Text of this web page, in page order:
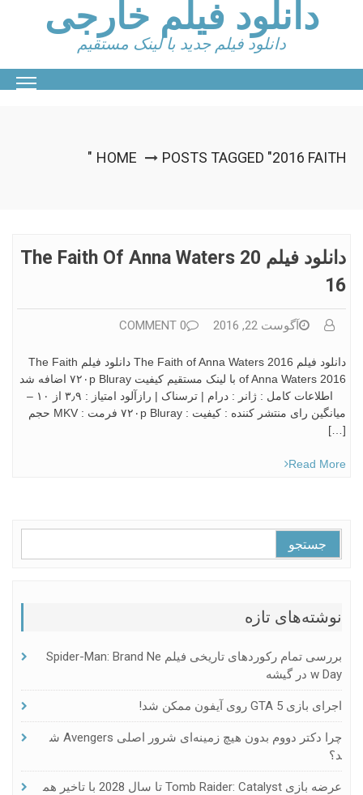
دانلود فیلم خارجی
دانلود فیلم جدید با لینک مستقیم
HOME POSTS TAGGED "2016 FAITH"
دانلود فیلم The Faith Of Anna Waters 20
16
آگوست 22, 2016 0 COMMENT
دانلود فیلم The Faith of Anna Waters 2016 دانلود فیلم The Faith
of Anna Waters 2016 با لینک مستقیم کیفیت ۷۲۰p Bluray اضافه شد
اطلاعات کامل : ژانر : درام | ترسناک | رازآلود امتياز : ۳٫۹ از ۱۰ –
میانگین رای منتشر کننده : کیفیت : ۷۲۰p Bluray فرمت : MKV حجم
[…]
Read More
برای:
نوشته‌های تازه
بررسی تمام رکوردهای تاریخی فیلم Spider-Man: Brand Ne
W Day در گیشه
اجرای بازی GTA 5 روی آیفون ممکن شد!
چرا دکتر دووم بدون هیچ زمینه‌ای شرور اصلی Avengers ش
د؟
عرضه بازی Tomb Raider: Catalyst تا سال 2028 با تاخیر هم